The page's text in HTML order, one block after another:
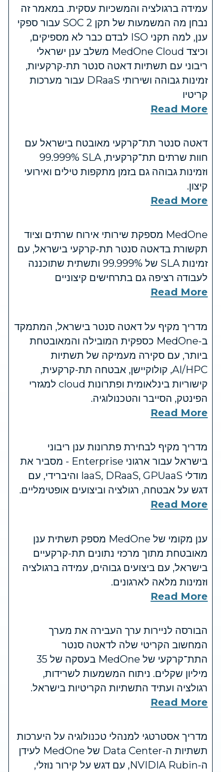
עמידה ברגולציה והמשכיות עסקית. במאמר זה
נבחן מה המשמעות של תקן SOC 2 עבור ספקי
ענן, למה תקני ISO לבדם כבר לא מספיקים,
וכיצד MedOne Cloud משלב ענן ישראלי
ריבוני עם תשתיות דאטה סנטר תת-קרקעיות,
זמינות גבוהה ושירותי DRaaS עבור מערכות
קריטיו
Read More
דאטה סנטר תת־קרקעי מאובטח בישראל עם
חוות שרתים תת־קרקעית, SLA ‏99.999%
וזמינות גבוהה גם בזמן מתקפות טילים ואירועי
קיצון.
Read More
MedOne מספקת שירותי אירוח שרתים וציוד
תקשורת בדאטה סנטר תת‑קרקעי בישראל, עם
זמינות SLA של 99.999% ותשתית שתוכננה
לעבודה רציפה גם בתרחישים קיצוניים
Read More
מדריך מקיף על דאטה סנטר בישראל, המתמקד
ב-MedOne כספקית המובילה והמאובטחת
ביותר, עם סקירה מעמיקה של תשתיות
AI/HPC, קולוקיישן, אבטחה תת-קרקעית,
קישוריות בינלאומית ופתרונות cloud למגזרי
הפינטק, הסייבר והטכנולוגיה.
Read More
מדריך מקיף לבחירת פתרונות ענן ריבוני
בישראל עבור ארגוני Enterprise - מסביר את
מודלי IaaS, DRaaS, GPUaaS והיברידי, עם
דגש על אבטחה, רגולציה וביצועים אופטימליים.
Read More
ענן מקומי של MedOne מספק תשתית ענן
מאובטחת מתוך מרכזי נתונים תת-קרקעיים
בישראל, עם ביצועים גבוהים, עמידה ברגולציה
וזמינות מלאה לארגונים.
Read More
הבורסה לניירות ערך העבירה את מערך
המחשוב הקריטי שלה לדאטה סנטר
התת־קרקעי של MedOne בעסקה של 35
מיליון שקלים. ניתוח המשמעות לשרידות,
רגולציה ועתיד התשתיות הקריטיות בישראל.
Read More
מדריך אסטרטגי למנהלי טכנולוגיה על היערכות
תשתיות ה-Data Center של MedOne לעידן
ה-NVIDIA Rubin, עם דגש על קירור נוזלי,